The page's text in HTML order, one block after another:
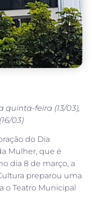
quinta-feira (13/03),
03)
do Dia
Mulher, que é
dia 8 de março, a
preparou uma
o Teatro Municipal